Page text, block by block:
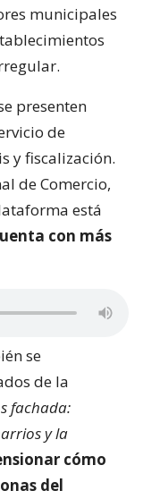
municipales
presenten
de
y fiscalización.
de Comercio,
está
con más
se
de la
fachada:
y la
cómo
del